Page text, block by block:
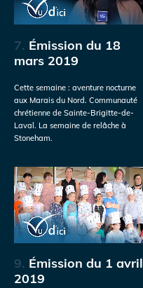
7. Émission du 18
mars 2019
Cette semaine : aventure nocturne
aux Marais du Nord. Communauté
chrétienne de Sainte-Brigitte-de-
Laval. La semaine de relâche à
Stoneham.
9. Émission du 1 avril
2019